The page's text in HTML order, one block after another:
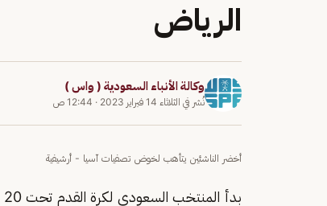
الرياض
وكالة الأنباء السعودية ( واس )
نُشر في الثلاثاء 14 فبراير 2023 · 12:44 ص
أخضر الناشئين يتأهب لخوض تصفيات آسيا - أرشيفية